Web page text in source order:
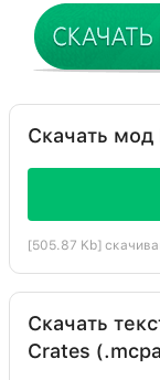
Скачать
[505.87 Kb]
Скачать
Crates